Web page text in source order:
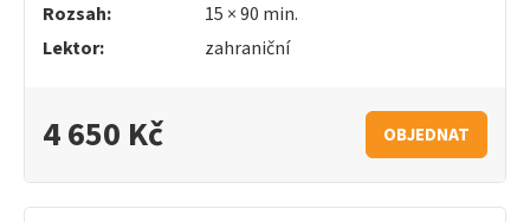
Rozsah:
15 ×90 min.
Lektor:
zahraniční
4 650 Kč OBJEDNAT